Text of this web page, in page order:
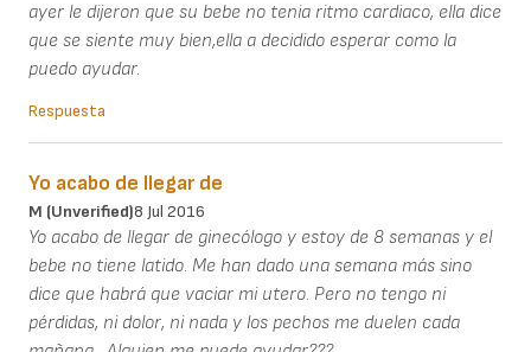
ayer le dijeron que su bebe no tenia ritmo cardiaco, ella dice
que se siente muy bien,ella a decidido esperar como la
puedo ayudar.
Respuesta
Yo acabo de llegar de
M (unverified)8 Jul 2016
Yo acabo de llegar de ginecólogo y estoy de 8 semanas y el
bebe no tiene latido. Me han dado una semana más sino
dice que habrá que vaciar mi utero. Pero no tengo ni
pérdidas, ni dolor, ni nada y los pechos me duelen cada